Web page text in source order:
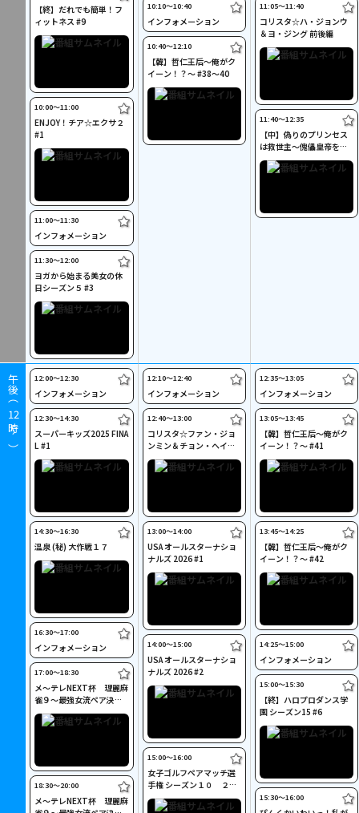
午後（
12
時～）
【終】だれでも簡単！フ
ィットネス #9
10:00〜11:00
ENJOY！チア☆エクサ２
#1
11:00〜11:30
インフォメーション
11:30〜12:00
ヨガから始まる美女の休
日シーズン５ #3
10:10〜10:40
インフォメーション
10:40〜12:10
【韓】哲仁王后～俺がク
イーン！？～ #38～40
11:05〜11:40
コリスタ☆ハ・ジョンウ
＆ヨ・ジング 前後編
11:40〜12:35
【中】偽りのプリンセス
は救世主～傀儡皇帝を守
る運命の王妃～ #9
12:00〜12:30
インフォメーション
12:30〜14:30
スーパーキッズ2025 FINA
L #1
14:30〜16:30
温泉 (秘) 大作戦１７
16:30〜17:00
インフォメーション
17:00〜18:30
メ～テレNEXT杯 理麗麻
雀９～最強女流ペア決定
戦～ #4
18:30〜20:00
メ～テレNEXT杯 理麗麻
12:10〜12:40
インフォメーション
12:40〜13:00
コリスタ☆ファン・ジョ
ンミン＆チョン・ヘイン
後編
13:00〜14:00
USA オールスターナショ
ナルズ 2026 #1
14:00〜15:00
USA オールスターナショ
ナルズ 2026 #2
15:00〜16:00
女子ゴルフペアマッチ選
手権 シーズン１０ ２回
戦 マッチ９
12:35〜13:05
インフォメーション
13:05〜13:45
【韓】哲仁王后～俺がク
イーン！？～ #41
13:45〜14:25
【韓】哲仁王后～俺がク
イーン！？～ #42
14:25〜15:00
インフォメーション
15:00〜15:30
【終】ハロプロダンス学
園 シーズン15 #6
15:30〜16:00